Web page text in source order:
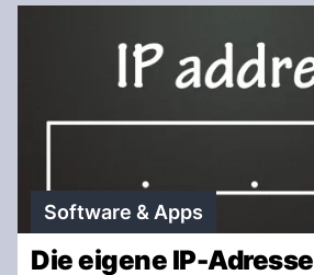
Software & Apps
Die eigene IP-Adresse